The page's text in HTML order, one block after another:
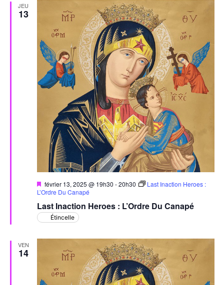
JEU
13
Last Inaction Heroes : L’Ordre Du Canapé
Mis
en
février 13, 2025 @ 19h30 -20h30
Last Inaction Heroes :
L’Ordre Du Canapé
Étincelle
VEN
14